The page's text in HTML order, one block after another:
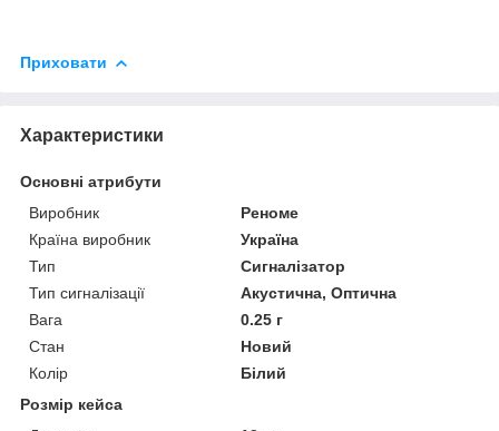
Приховати
Характеристики
Основні атрибути
Виробник
Реноме
Країна виробник
Україна
Тип
Сигналізатор
Тип сигналізації
Акустична, Оптична
Вага
0.25 г
Стан
Новий
Колір
Білий
Розмір кейса